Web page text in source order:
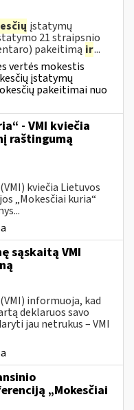
įstatymų
21 straipsnio
pakeitimą ir...
vertės mokestis
įstatymų
pakeitimai nuo
- VMI kviečia
raštingumą
kviečia Lietuvos
„Mokesčiai kuria“
sąskaitą VMI
informuoja, kad
deklaruos savo
jau netrukus – VMI
„Mokesčiai